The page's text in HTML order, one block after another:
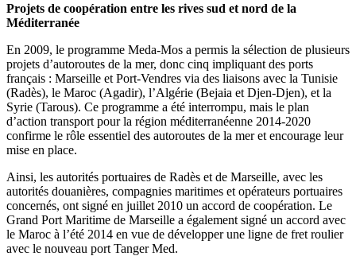
Projets de coopération entre les rives sud et nord de la
Méditerranée
En 2009, le programme Meda-Mos a permis la sélection de plusieurs
projets d’autoroutes de la mer, donc cinq impliquant des ports
français : Marseille et Port-Vendres via des liaisons avec la Tunisie
(Radès), le Maroc (Agadir), l’Algérie (Bejaia et Djen-Djen), et la
Syrie (Tarous). Ce programme a été interrompu, mais le plan
d’action transport pour la région méditerranéenne 2014-2020
confirme le rôle essentiel des autoroutes de la mer et encourage leur
mise en place.
Ainsi, les autorités portuaires de Radès et de Marseille, avec les
autorités douanières, compagnies maritimes et opérateurs portuaires
concernés, ont signé en juillet 2010 un accord de coopération. Le
Grand Port Maritime de Marseille a également signé un accord avec
le Maroc à l’été 2014 en vue de développer une ligne de fret roulier
avec le nouveau port Tanger Med.